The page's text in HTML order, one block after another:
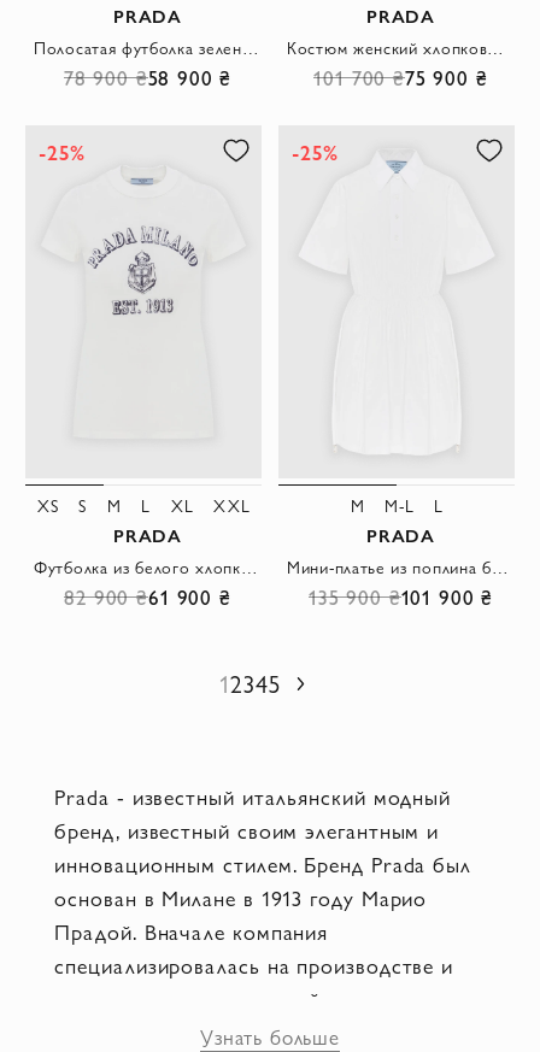
PRADA
78 900 ₴58 900 ₴
PRADA
101 700 ₴75 900 ₴
-25%
XS S M L XL XXL
PRADA
Футболка из белого хлопка с графическим логотипом женская
82 900 ₴61 900 ₴
-25%
M M-L L
PRADA
Мини-платье из поплина белое
135 900 ₴101 900 ₴
12345Следующий
Prada - известный итальянский модный
бренд, известный своим элегантным и
инновационным стилем. Бренд Prada был
основан в Милане в 1913 году Марио
Прадой. Вначале компания
специализировалась на производстве и
продаже кожаных изделий, таких как
чемоданы и сумки. Prada стала известной
Узнать больше